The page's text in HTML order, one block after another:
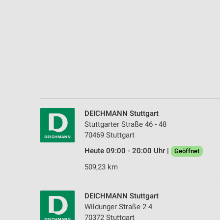
DEICHMANN Stuttgart
Stuttgarter Straße 46 - 48
70469 Stuttgart
Heute 09:00 - 20:00 Uhr |
Geöffnet
509,23 km
DEICHMANN Stuttgart
Wildunger Straße 2-4
70372 Stuttgart
Verwendung genauer Standortdaten
Geräte anhand von aktiv angeforderten Informationen
Nicht-IAB-Verarbeitungszwecke:
Funktional